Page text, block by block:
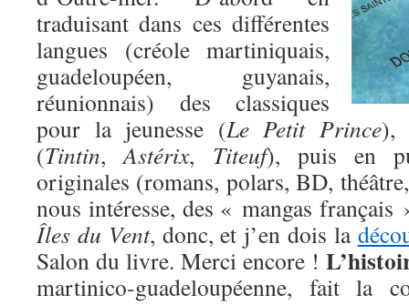
traduisant dans ces différentes
langues (créole martiniquais,
guadeloupéen, guyanais,
réunionnais) des classiques
pour la jeunesse (Le Petit Prince),
(Tintin,Astérix, Titeuf), puis en
originales (romans, polars, BD,
nous intéresse, des « mangas français
Îles du Vent, donc, et j’en dois la
Salon du livre. Merci encore !
martinico-guadeloupéenne, fait la